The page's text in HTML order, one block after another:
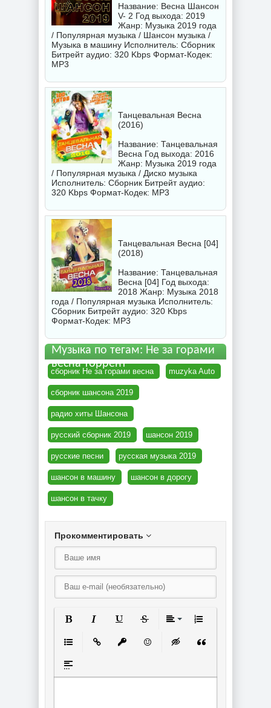
Название: Весна Шансон
V- 2 Год выхода: 2019
Жанр: Музыка 2019 года
/ Популярная музыка / Шансон музыка /
Музыка в машину Исполнитель: Сборник
Битрейт аудио: 320 Kbps Формат-Кодек:
MP3
Танцевальная Весна
(2016)
Название: Танцевальная
Весна Год выхода: 2016
Жанр: Музыка 2019 года
/ Популярная музыка / Диско музыка
Исполнитель: Сборник Битрейт аудио:
320 Kbps Формат-Кодек: MP3
Танцевальная Весна [04]
(2018)
Название: Танцевальная
Весна [04] Год выхода:
2018 Жанр: Музыка 2018
года / Популярная музыка Исполнитель:
Сборник Битрейт аудио: 320 Kbps
Формат-Кодек: MP3
Музыка по тегам: Не за горами
весна торрент
сборник Не за горами весна muzyka Auto
сборник шансона 2019
радио хиты Шансона
русский сборник 2019 шансон 2019
русские песни русская музыка 2019
шансон в машину шансон в дорогу
шансон в тачку
Прокомментировать
Вставка спойлера